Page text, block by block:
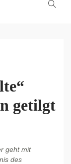
getilgt
geht mit
des